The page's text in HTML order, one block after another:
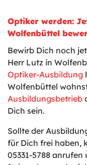
Optiker werden:
Wolfenbüttel
Bewirb Dich noch
Herr Lutz in
Optiker-Ausbildung
Wolfenbüttel
Ausbildungsbetrieb
Dich sein.
Sollte der
für Dich frei haben,
05331-5788